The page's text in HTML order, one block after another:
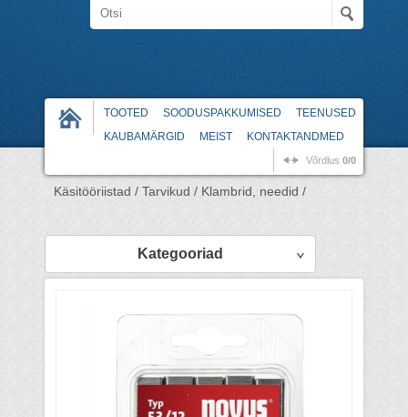
TOOTED SOODUSPAKKUMISED
TEENUSED
KAUBAMÄRGID
MEIST KONTAKTANDMED
Võrdlus 0/0
Käsitööriistad / Tarvikud / Klambrid, needid /
Kategooriad